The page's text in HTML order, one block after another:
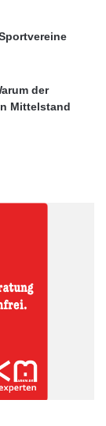
der
Mittelstand